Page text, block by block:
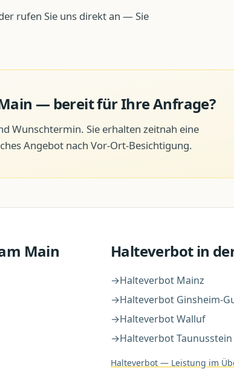
rufen Sie uns direkt an — Sie
— bereit für Ihre Anfrage?
Wunschtermin. Sie erhalten zeitnah eine
Angebot nach Vor-Ort-Besichtigung.
Main Halteverbotin
→Halteverbot Mainz
→Halteverbot Ginsheim-
→HalteverbotWalluf
→HalteverbotTaunusstein
Halteverbot — Leistung im